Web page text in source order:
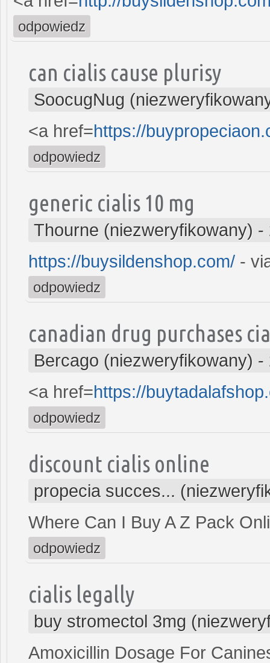
odpowiedz
can cialis cause plurisy
SoocugNug
<a href=https://
odpowiedz
generic cialis 10 mg
Thourne (niezweryfikowany) -
https://buysildenshop.com/ -
odpowiedz
canadian drug purchases
Bercago (niezweryfikowany) -
<a href=https://
odpowiedz
discount cialis online
propecia succes...
Where Can I Buy A Z Pack
odpowiedz
cialis legally
buy stromectol 3mg
Amoxicillin Dosage For